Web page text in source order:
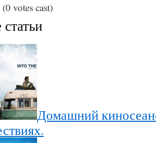
(0 votes cast)
Домашний